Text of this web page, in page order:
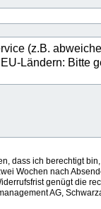
(z.B.
Ländern: Bitte
dass ich berechtigt
Wochen nach
genügt die
AG,